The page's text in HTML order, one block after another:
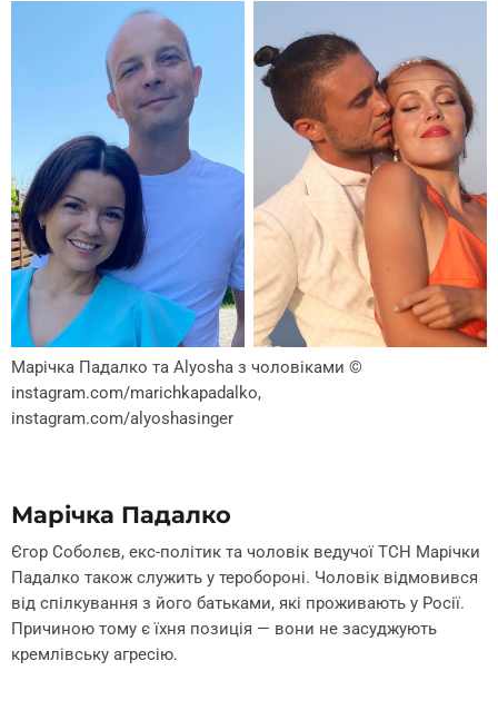
Марічка Падалко та Alyosha з чоловіками ©
instagram.com/marichkapadalko,
instagram.com/alyoshasinger
Марічка Падалко
Єгор Соболєв, екс-політик та чоловік ведучої ТСН Марічки
Падалко також служить у теробороні. Чоловік відмовився
від спілкування з його батьками, які проживають у Росії.
Причиною тому є їхня позиція — вони не засуджують
кремлівську агресію.